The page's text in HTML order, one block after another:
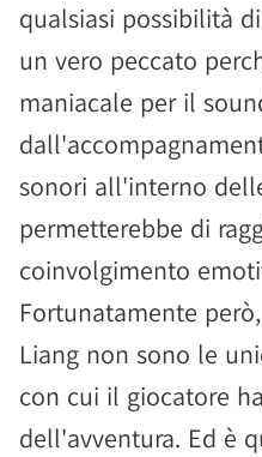
qualsiasi possibilità
un vero peccato
maniacale per il
sonori all'interno
permetterebbe di
coinvolgimento
Fortunatamente
Liang non sono le
con cui il giocatore
dell'avventura. Ed è